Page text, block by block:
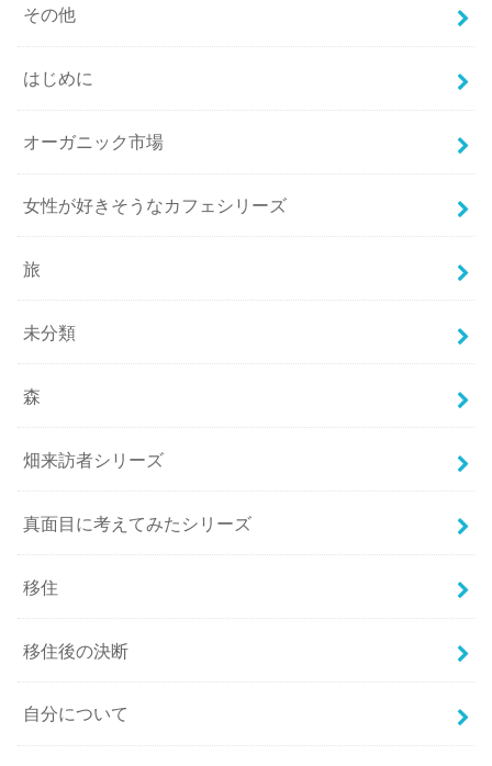
その他
はじめに
オーガニック市場
女性が好きそうなカフェシリーズ
旅
未分類
森
畑来訪者シリーズ
真面目に考えてみたシリーズ
移住
移住後の決断
自分について